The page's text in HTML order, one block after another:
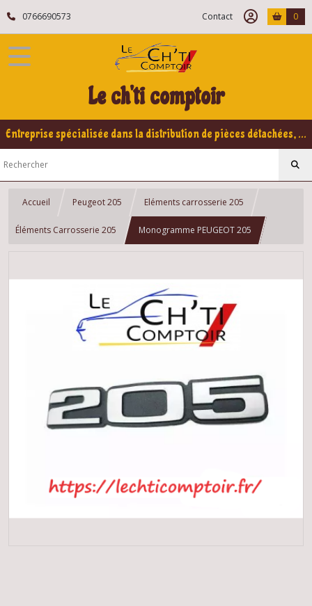
0766690573 Contact 0
Le ch'ti comptoir
Entreprise spécialisée dans la distribution de pièces détachées, refabrication pour voitures Yountimers Peugeot 205 GTI, 309 GTI - GTI16
Accueil Peugeot 205 Eléments carrosserie 205
Éléments Carrosserie 205 Monogramme PEUGEOT 205